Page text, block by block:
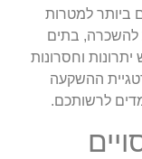
ביותר למטרות
בתים
וחסרונות
ההשקעה
לרשותכם.